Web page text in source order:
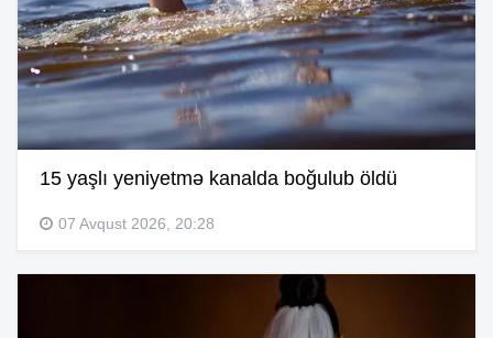
15 yaşlı yeniyetmə kanalda boğulub öldü
07 Avqust 2026, 20:28